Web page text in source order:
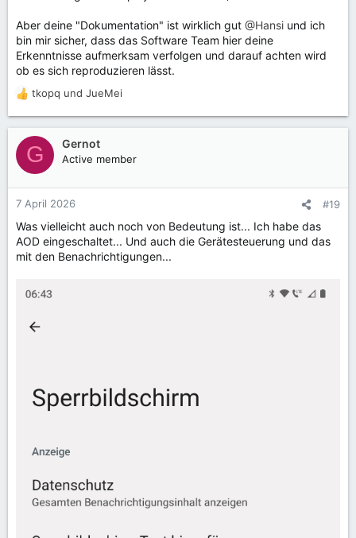
Aber deine "Dokumentation" ist wirklich gut @Hansi und ich
bin mir sicher, dass das Software Team hier deine
Erkenntnisse aufmerksam verfolgen und darauf achten wird
ob es sich reproduzieren lässt.
R
a
k
t
n
n
:
tkopq und JueMei
G Gernot
Active member
7 April 2026 #19
Was vielleicht auch noch von Bedeutung ist... Ich habe das
AOD eingeschaltet... Und auch die Gerätesteuerung und das
mit den Benachrichtigungen...